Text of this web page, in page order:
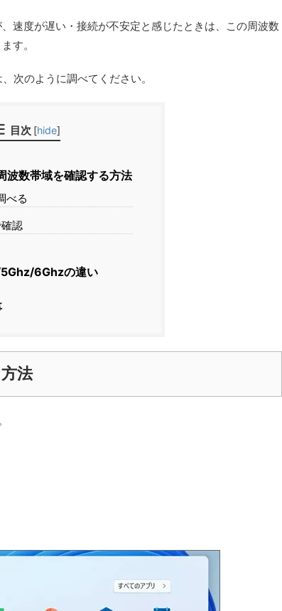
速度が遅い・接続が不安定と感じたときは、この周波数
す。
次のように調べてください。
目次 [hide]
波数帯域を確認する方法
べる
認
6Ghzの違い
法